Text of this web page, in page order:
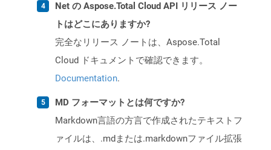
Net の Aspose.Total Cloud API リリース ノー
トはどこにありますか?
完全なリリース ノートは、Aspose.Total
Cloud ドキュメントで確認できます。
Documentation.
MD フォーマットとは何ですか?
Markdown言語の方言で作成されたテキストフ
ァイルは、.mdまたは.markdownファイル拡張